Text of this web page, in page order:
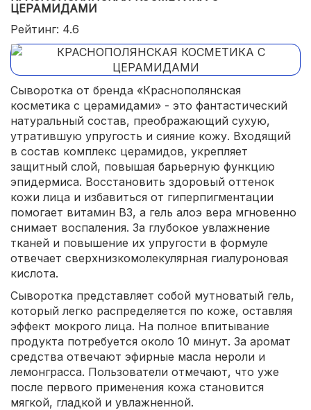
ЦЕРАМИДАМИ
Рейтинг: 4.6
Сыворотка от бренда «Краснополянская
косметика с церамидами» - это фантастический
натуральный состав, преображающий сухую,
утратившую упругость и сияние кожу. Входящий
в состав комплекс церамидов, укрепляет
защитный слой, повышая барьерную функцию
эпидермиса. Восстановить здоровый оттенок
кожи лица и избавиться от гиперпигментации
помогает витамин В3, а гель алоэ вера мгновенно
снимает воспаления. За глубокое увлажнение
тканей и повышение их упругости в формуле
отвечает сверхнизкомолекулярная гиалуроновая
кислота.
Сыворотка представляет собой мутноватый гель,
который легко распределяется по коже, оставляя
эффект мокрого лица. На полное впитывание
продукта потребуется около 10 минут. За аромат
средства отвечают эфирные масла нероли и
лемонграсса. Пользователи отмечают, что уже
после первого применения кожа становится
мягкой, гладкой и увлажненной.